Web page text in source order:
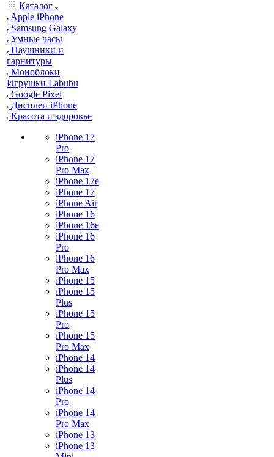
Каталог
Apple iPhone
Samsung Galaxy
Умные часы
Наушники и
гарнитуры
Моноблоки
Игрушки Labubu
Google Pixel
Дисплеи iPhone
Красота и здоровье
iPhone 17
Pro
iPhone 17
Pro Max
iPhone 17e
iPhone 17
iPhone Air
iPhone 16
iPhone 16e
iPhone 16
Pro
iPhone 16
Pro Max
iPhone 15
iPhone 15
Plus
iPhone 15
Pro
iPhone 15
Pro Max
iPhone 14
iPhone 14
Plus
iPhone 14
Pro
iPhone 14
Pro Max
iPhone 13
iPhone 13